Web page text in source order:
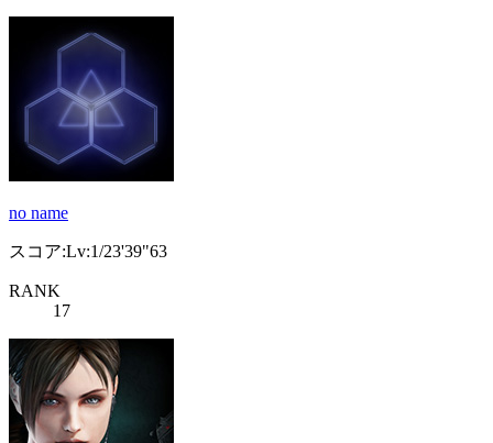
no name
スコア:Lv:1/23'39"63
RANK
17